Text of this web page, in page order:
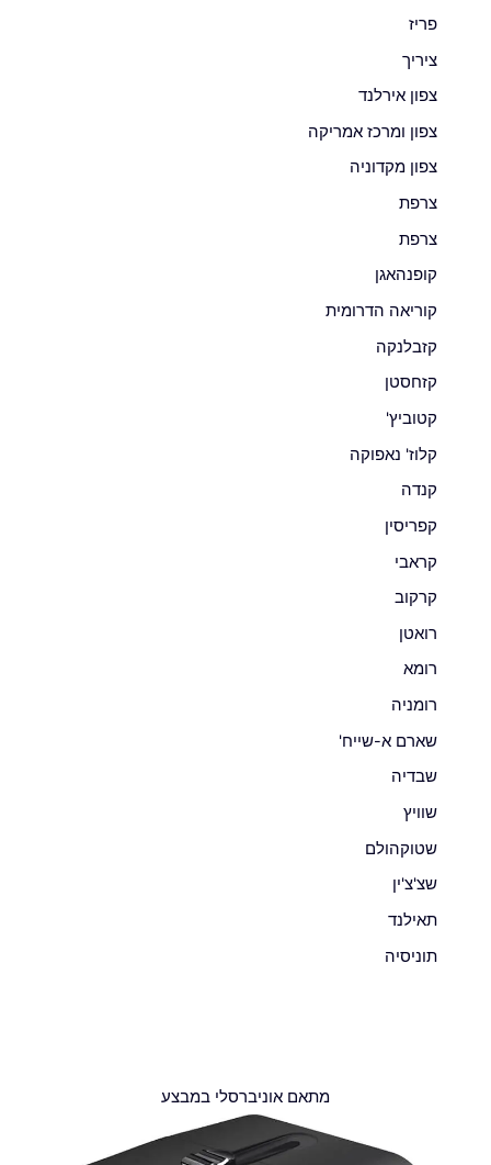
פריז
ציריך
צפון אירלנד
צפון ומרכז אמריקה
צפון מקדוניה
צרפת
צרפת
קופנהאגן
קוריאה הדרומית
קזבלנקה
קזחסטן
קטוביץ'
קלוז' נאפוקה
קנדה
קפריסין
קראבי
קרקוב
רואטן
רומא
רומניה
שארם א-שייח'
שבדיה
שוויץ
שטוקהולם
שצ'צ'ין
תאילנד
תוניסיה
מתאם אוניברסלי במבצע